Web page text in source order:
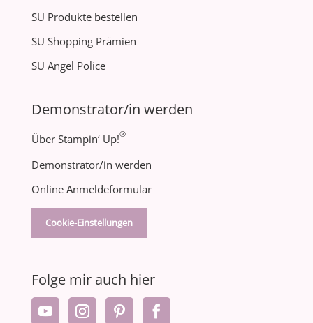
SU Produkte bestellen
SU Shopping Prämien
SU Angel Police
Demonstrator/in werden
Über Stampin‘ Up!®
Demonstrator/in werden
Online Anmeldeformular
Cookie-Einstellungen
Folge mir auch hier